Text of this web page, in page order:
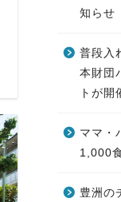
知らせ
普段入
本財団
トが開
ママ・
1,000
豊洲の